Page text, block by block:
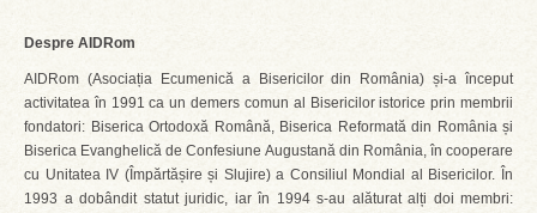
Despre AIDRom
AIDRom (Asociația Ecumenică a Bisericilor din România) și-a început
activitatea în 1991 ca un demers comun al Bisericilor istorice prin membrii
fondatori: Biserica Ortodoxă Română, Biserica Reformată din România și
Biserica Evanghelică de Confesiune Augustană din România, în cooperare
cu Unitatea IV (Împărtășire și Slujire) a Consiliul Mondial al Bisericilor. În
1993 a dobândit statut juridic, iar în 1994 s-au alăturat alți doi membri: